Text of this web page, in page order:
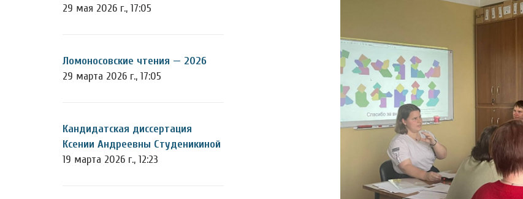
29 мая 2026 г., 17:05
Ломоносовские чтения — 2026
29 марта 2026 г., 17:05
Кандидатская диссертация
Ксении Андреевны Студеникиной
19 марта 2026 г., 12:23